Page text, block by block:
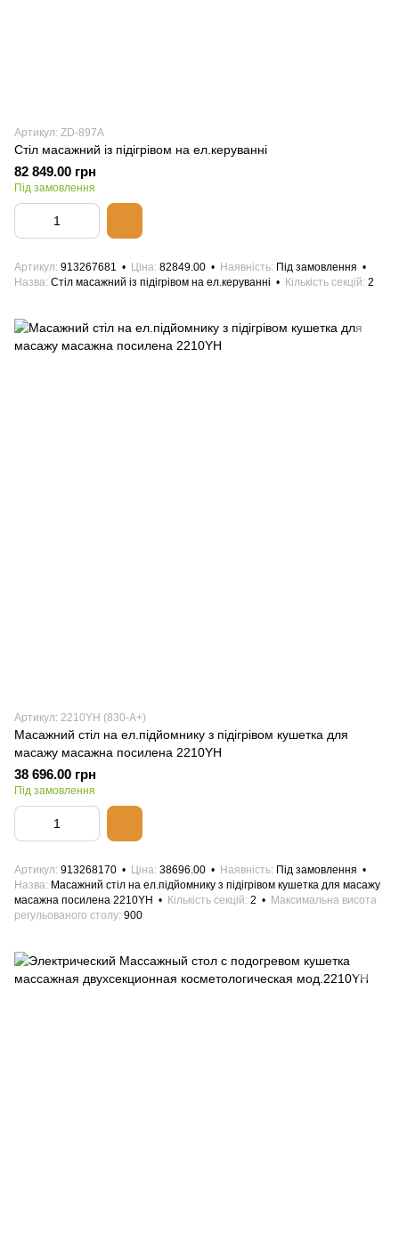
Артикул: ZD-897A
Стіл масажний із підігрівом на ел.керуванні
82 849.00 грн
Під замовлення
Артикул 913267681 Ціна 82849.00 Наявність Під замовлення
Назва Стіл масажний із підігрівом на ел.керуванні Кількість секцій 2
Артикул: 2210YН (830-A+)
Масажний стіл на ел.підйомнику з підігрівом кушетка для
масажу масажна посилена 2210YН
38 696.00 грн
Під замовлення
Артикул 913268170 Ціна 38696.00 Наявність Під замовлення
Назва Масажний стіл на ел.підйомнику з підігрівом кушетка для масажу
масажна посилена 2210YН
Кількість секцій 2
Максимальна висота
регульованого столу 900